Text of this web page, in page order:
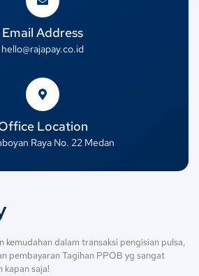
Email Address
hello@rajapay.co.id
Location
Raya No. 22 Medan
kemudahan dalam transaksi pengisian pulsa,
pembayaran Tagihan PPOB yg sangat
kapan saja!